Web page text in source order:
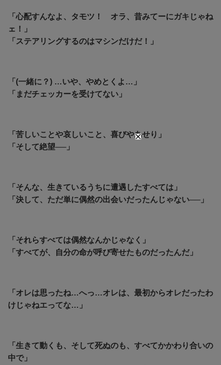
「心配すんなよ、タモツ！ オラ、昔みてーにガキじゃね
ェ！」
「ステアリングするのはマシンだけだ！」
「(一緒に？) …いや、やめとくよ…」
「まだチェッカーを受けてない」
「苦しいことや哀しいこと、喜びやあせり」
「そして絶望──」
「そんな、生きているうちに遭遇したすべては」
「決して、ただ単に偶然の出会いだったんじゃない──」
「それらすべては偶然なんかじゃなく」
「すべてが、自分の命が呼び寄せたものだったんだ」
「オレは思ったね…へっ…オレは、最初からオレだったわ
けじゃねエってな…」
「生きて動くも、そして死ぬのも、すべてかかわり合いの
中で」